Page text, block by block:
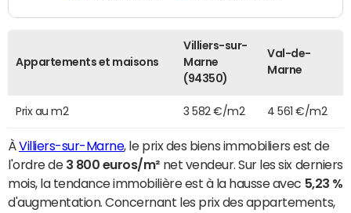
Appartements et maisons
Villiers-sur-
Marne
(94350)
Val-de-
Marne
Prix au m2 3 582 €/m2 4 561 €/m2
ÀVilliers-sur-Marne, le prix des biens immobiliers est de
l'ordre de 3 800 euros/m² net vendeur. Sur les six derniers
mois, la tendance immobilière est à la hausse avec 5,23 %
d'augmentation. Concernant les prix des appartements,